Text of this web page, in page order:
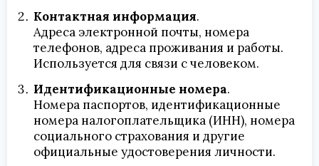
Контактная информация.
Адреса электронной почты, номера
телефонов, адреса проживания и работы.
Используется для связи с человеком.
Идентификационные номера.
Номера паспортов, идентификационные
номера налогоплательщика (ИНН), номера
социального страхования и другие
официальные удостоверения личности.